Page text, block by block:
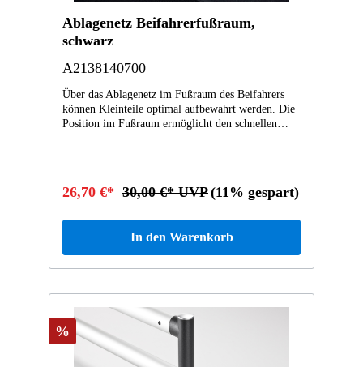
Ablagenetz Beifahrerfußraum,
schwarz
A2138140700
Über das Ablagenetz im Fußraum des Beifahrers
können Kleinteile optimal aufbewahrt werden. Die
Position im Fußraum ermöglicht den schnellen
eine Werkstatt oder einen Fachhändler erfolgen.
26,70 €* 30,00 €* UVP(11% gespart)
In den Warenkorb
%